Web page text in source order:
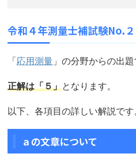
令和４年測量士補試験No.
「 応用測量 」の分野からの出題
正解は「５」となります。
以下、各項目の詳しい解説です
ａの文章について